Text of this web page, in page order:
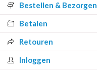
Bestellen & Bezorgen
Betalen
Retouren
Inloggen